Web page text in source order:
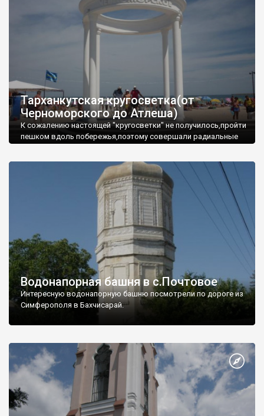
Тарханкутская кругосветка(от
Черноморского до Атлеша)
К сожалению настоящей "кругосветки" не получилось,пройти
пешком вдоль побережья,поэтому совершали радиальные
Водонапорная башня в с.Почтовое
Интересную водонапорную башню посмотрели по дороге из
Симферополя в Бахчисарай.